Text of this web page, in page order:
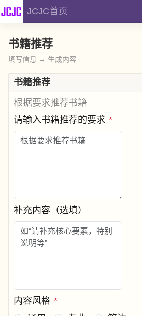
JCJC首页
书籍推荐
填写信息 → 生成内容
书籍推荐
根据要求推荐书籍
请输入书籍推荐的要求 *
补充内容（选填）
内容风格 *